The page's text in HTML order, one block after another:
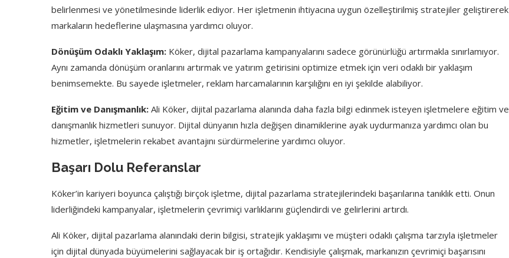
belirlenmesi ve yönetilmesinde liderlik ediyor. Her işletmenin ihtiyacına uygun özelleştirilmiş stratejiler geliştirerek
markaların hedeflerine ulaşmasına yardımcı oluyor.
Dönüşüm Odaklı Yaklaşım: Köker, dijital pazarlama kampanyalarını sadece görünürlüğü artırmakla sınırlamıyor.
Aynı zamanda dönüşüm oranlarını artırmak ve yatırım getirisini optimize etmek için veri odaklı bir yaklaşım
benimsemekte. Bu sayede işletmeler, reklam harcamalarının karşılığını en iyi şekilde alabiliyor.
Eğitim ve Danışmanlık: Ali Köker, dijital pazarlama alanında daha fazla bilgi edinmek isteyen işletmelere eğitim ve
danışmanlık hizmetleri sunuyor. Dijital dünyanın hızla değişen dinamiklerine ayak uydurmanıza yardımcı olan bu
hizmetler, işletmelerin rekabet avantajını sürdürmelerine yardımcı oluyor.
Başarı Dolu Referanslar
Köker’in kariyeri boyunca çalıştığı birçok işletme, dijital pazarlama stratejilerindeki başarılarına tanıklık etti. Onun
liderliğindeki kampanyalar, işletmelerin çevrimiçi varlıklarını güçlendirdi ve gelirlerini artırdı.
Ali Köker, dijital pazarlama alanındaki derin bilgisi, stratejik yaklaşımı ve müşteri odaklı çalışma tarzıyla işletmeler
için dijital dünyada büyümelerini sağlayacak bir iş ortağıdır. Kendisiyle çalışmak, markanızın çevrimiçi başarısını